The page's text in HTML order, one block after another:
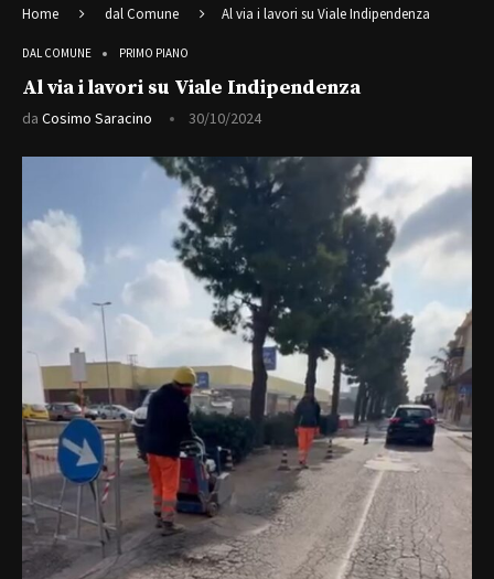
Home dal Comune Al via i lavori su Viale Indipendenza
DAL COMUNE PRIMO PIANO
Al via i lavori su Viale Indipendenza
da Cosimo Saracino 30/10/2024